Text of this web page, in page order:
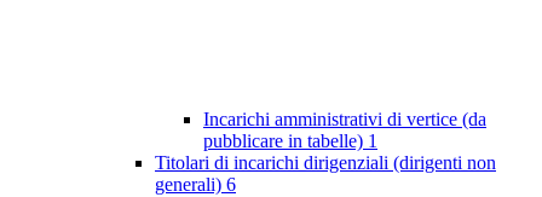
Incarichi amministrativi di vertice (da
pubblicare in tabelle) 1
Titolari di incarichi dirigenziali (dirigenti non
generali) 6